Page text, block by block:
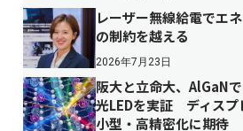
レーザー無線給電でエ
の制約を越える
2026年7月23日
阪大と立命大、AlGaN
光LEDを実証 ディスプ
小型・高精密化に期待